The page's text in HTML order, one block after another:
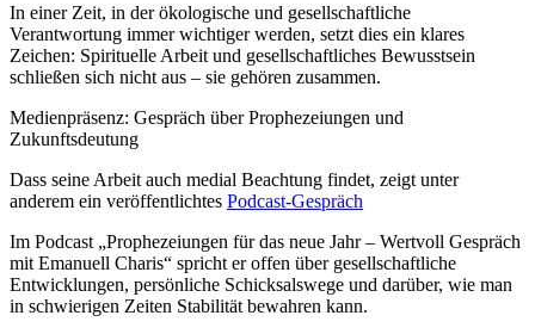
In einer Zeit, in der ökologische und gesellschaftliche
Verantwortung immer wichtiger werden, setzt dies ein klares
Zeichen: Spirituelle Arbeit und gesellschaftliches Bewusstsein
schließen sich nicht aus – sie gehören zusammen.
Medienpräsenz: Gespräch über Prophezeiungen und
Zukunftsdeutung
Dass seine Arbeit auch medial Beachtung findet, zeigt unter
anderem ein veröffentlichtes Podcast-Gespräch
Im Podcast „Prophezeiungen für das neue Jahr – Wertvoll Gespräch
mit Emanuell Charis“ spricht er offen über gesellschaftliche
Entwicklungen, persönliche Schicksalswege und darüber, wie man
in schwierigen Zeiten Stabilität bewahren kann.